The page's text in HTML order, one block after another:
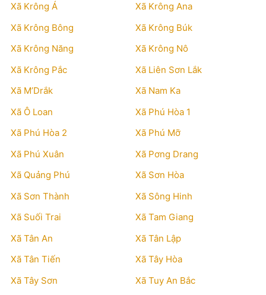
Xã Krông Á
Xã Krông Ana
Xã Krông Bông
Xã Krông Búk
Xã Krông Năng
Xã Krông Nô
Xã Krông Pắc
Xã Liên Sơn Lắk
Xã M’Drắk
Xã Nam Ka
Xã Ô Loan
Xã Phú Hòa 1
Xã Phú Hòa 2
Xã Phú Mỡ
Xã Phú Xuân
Xã Pơng Drang
Xã Quảng Phú
Xã Sơn Hòa
Xã Sơn Thành
Xã Sông Hinh
Xã Suối Trai
Xã Tam Giang
Xã Tân An
Xã Tân Lập
Xã Tân Tiến
Xã Tây Hòa
Xã Tây Sơn
Xã Tuy An Bắc